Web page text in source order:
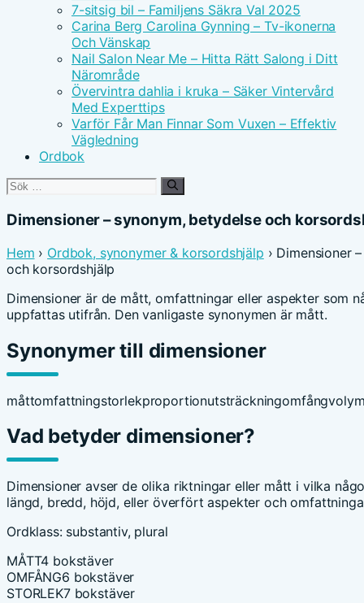
7-sitsig bil – Familjens Säkra Val 2025
Carina Berg Carolina Gynning – Tv-ikonerna
Och Vänskap
Nail Salon Near Me – Hitta Rätt Salong i Ditt
Närområde
Övervintra dahlia i kruka – Säker Vintervård
Med Experttips
Varför Får Man Finnar Som Vuxen – Effektiv
Vägledning
Ordbok
Sök
Dimensioner – synonym, betydelse och
Hem › Ordbok, synonymer & korsordshjälp › Dimensioner
och korsordshjälp
Dimensioner är de mått, omfattningar eller aspekter som
uppfattas utifrån. Den vanligaste synonymen är mått.
Synonymer till dimensioner
måttomfattningstorlekproportionutsträckningomfång
Vad betyder dimensioner?
Dimensioner avser de olika riktningar eller mått i vilka
längd, bredd, höjd, eller överfört aspekter och
Ordklass: substantiv, plural
MÅTT4 bokstäver
OMFÅNG6 bokstäver
STORLEK7 bokstäver